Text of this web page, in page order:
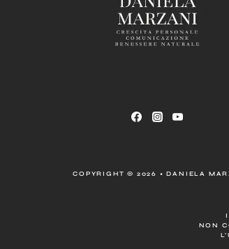
COPYRIGHT © 2026 • DANIELA
I
NON